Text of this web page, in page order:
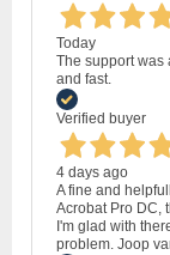
Today
The support was
and fast.
Verified buyer
4 days ago
A fine and
Acrobat Pro DC,
I'm glad with
problem. Joop